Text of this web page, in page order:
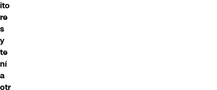
ito
re
s
y
te
ní
a
otr